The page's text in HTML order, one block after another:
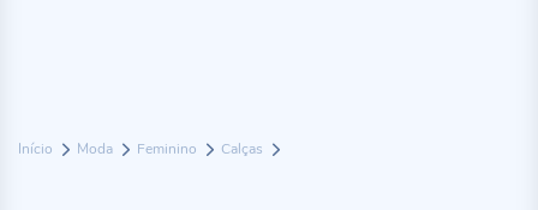
Início Moda Feminino Calças